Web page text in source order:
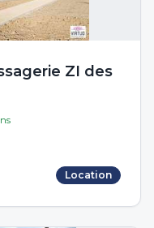
ZI des
Location